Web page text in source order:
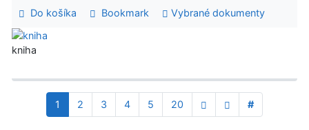
Do košíka Bookmark Vybrané dokumenty
kniha
1 2 3 4 5 20 #